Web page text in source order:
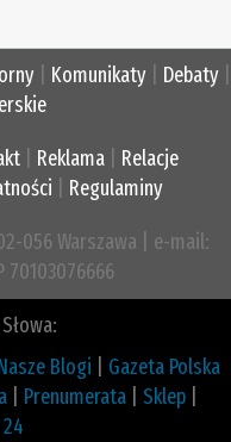
Komunikaty Debaty
Reklama
Relacje
Regulaminy
056 Warszawa | e-mail:
Blogi
Gazeta Polska
Prenumerata Sklep